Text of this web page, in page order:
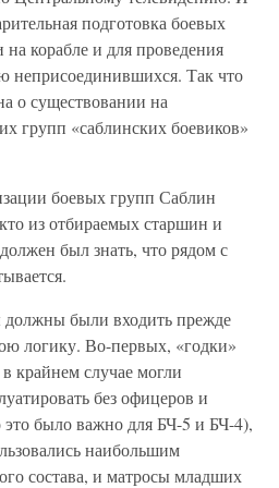
подготовка боевых
на корабле и для проведения
неприсоединившихся. Так что
о существовании на
групп «саблинских боевиков»
боевых групп Саблин
из отбираемых старшин и
был знать, что рядом с
были входить прежде
логику. Во-первых, «годки»
крайнем случае могли
без офицеров и
было важно для БЧ-5 и БЧ-4),
наибольшим
состава, и матросы младших